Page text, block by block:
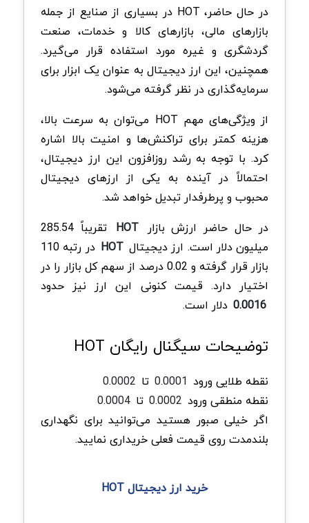
در حال حاضر، HOT در بسیاری از صنایع از جمله
بازارهای مالی، بازارهای کالا و خدمات، صنعت
گردشگری و غیره مورد استفاده قرار می‌گیرد.
همچنین، این ارز دیجیتال به عنوان یک ابزار برای
سرمایه‌گذاری در نظر گرفته می‌شود.
از ویژگی‌های مهم HOT می‌توان به سرعت بالا،
هزینه کمتر برای تراکنش‌ها و امنیت بالا اشاره
کرد. با توجه به رشد روزافزون این ارز دیجیتال،
احتمالاً در آینده به یکی از ارزهای دیجیتال
محبوب و پرطرفدار تبدیل خواهد شد.
در حال حاضر ارزش بازار HOT
تقریباً 285.54
میلیون دلار است. ارز دیجیتال HOT
در رتبه 110
بازار قرار گرفته و 0.02 درصد از سهم کل بازار را در
اختیار دارد. قیمت کنونی این ارز نیز حدود
0.0016 دلار است.
توضیحات سیگنال رایگان HOT
نقطه طلایی ورود 0.0001 تا 0.0002
نقطه منطقی ورود 0.0002 تا 0.0004
اگر خیلی صبور هستید می‌توانید برای نگهداری
بلندمدت روی قیمت فعلی خریداری نمایید.
خرید ارز دیجیتال HOT